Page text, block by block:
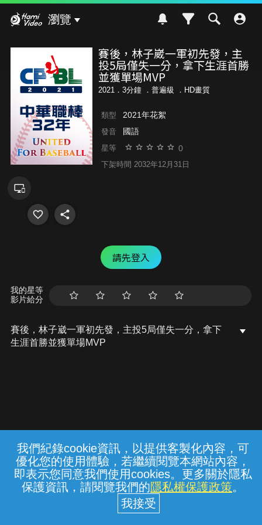
我們紀錄cookie資訊，以提供客製化內容，可
優化您的使用體驗，若繼續閱覽本網站內容，
即表示您同意我們使用cookies。更多關於隱私
保護資訊，請閱覽我們的隱私權保護政策。
瀏覽
賽後，林子崴一軍初先發，主
投5局僅失一分，拿下生涯首勝
並獲單場MVP
2021．3分鐘 ． 普遍級 ．HD畫質
類型 2021年花絮
發音 國語
星等 0
下架時間 2032年12月31日
請先登入
我的星等
影片給分
賽後，林子崴一軍初先發，主投5局僅失一分，拿下
生涯首勝並獲單場MVP
常見問題 線上客服 服務條款 隱私權保護
中華電信股份有限公司個人家庭分公司
(統一編號：96979949) © 2026
{{notifyMsg}}